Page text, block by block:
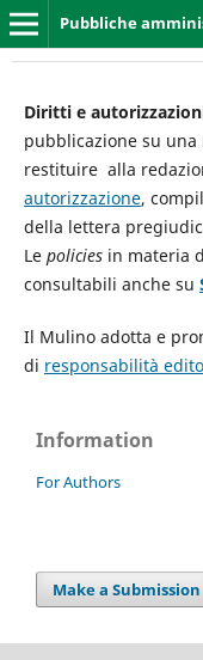
Pubbliche
Diritti e
pubblicazione su
restituire alla
autorizzazione,
della lettera
Le policiesin materia
consultabili anche su
Il Mulino adotta e
di responsabilità
Information
For Authors
Make a Submission